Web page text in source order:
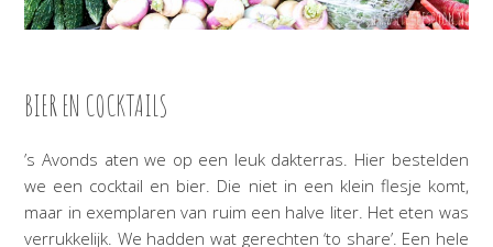
BIER EN COCKTAILS
’s Avonds aten we op een leuk dakterras. Hier bestelden
we een cocktail en bier. Die niet in een klein flesje komt,
maar in exemplaren van ruim een halve liter. Het eten was
verrukkelijk. We hadden wat gerechten ‘to share’. Een hele